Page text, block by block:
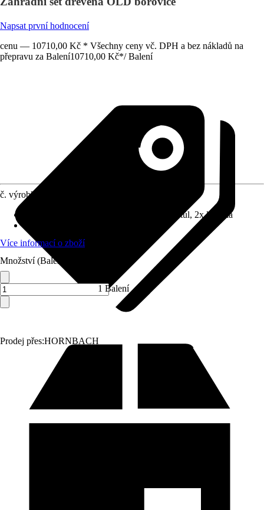
Napsat první hodnocení
cenu — 10710,00 Kč * Všechny ceny vč. DPH a bez nákladů na
přepravu za Balení10710,00 Kč*/ Balení
Prodej přes:HORNBACH
č. výrobku
Stůl, 2x lavička
Více informací o zboží
Množství (Balení)
1 Balení